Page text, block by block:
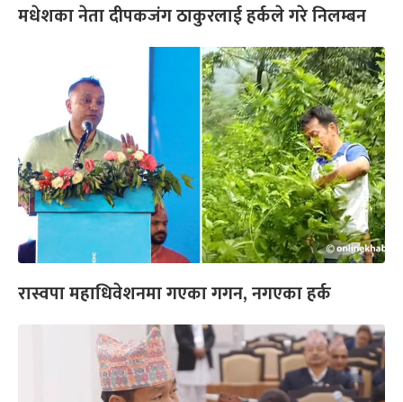
मधेशका नेता दीपकजंग ठाकुरलाई हर्कले गरे निलम्बन
रास्वपा महाधिवेशनमा गएका गगन, नगएका हर्क